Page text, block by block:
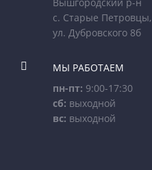
с. Старые Петровцы,
ул. Дубровского 8б

МЫ РАБОТАЕМ
пн-пт: 9:00-17:30
сб: выходной
вс: выходной